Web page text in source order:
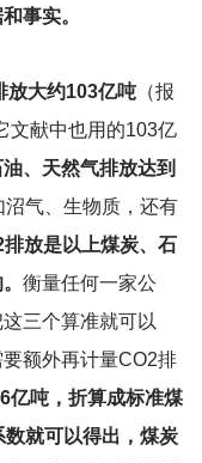
事实。
放大约103亿吨（报
文献中也用的103亿
、天然气排放达到
气、生物质，还有
放是以上煤炭、石
衡量任何一家公
三个算准就可以
额外再计量CO2排
亿吨，折算成标准煤
就可以得出，煤炭